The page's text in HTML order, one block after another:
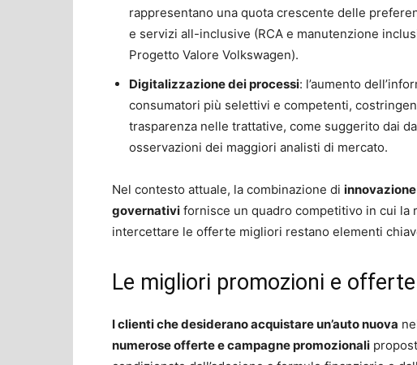
rappresentano una quota crescente delle
e servizi all-inclusive (RCA e manutenzione
Progetto Valore Volkswagen).
Digitalizzazione dei processi: l’aumento
consumatori più selettivi e competenti,
trasparenza nelle trattative, come suggerito dai
osservazioni dei maggiori analisti di mercato.
Nel contesto attuale, la combinazione di
governativi fornisce un quadro competitivo in cui la
intercettare le offerte migliori restano elementi
Le migliori promozioni e
I clienti che desiderano acquistare un’auto nuova
numerose offerte e campagne promozionali